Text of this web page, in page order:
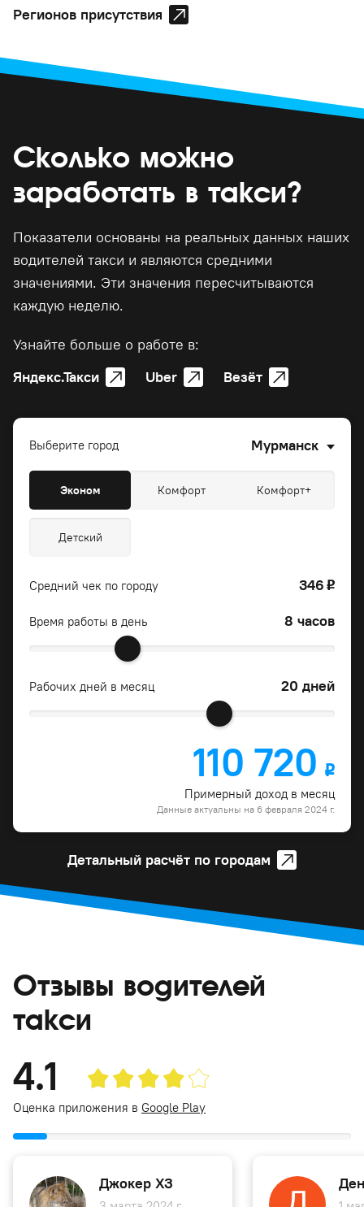
Регионов присутствия
Сколько можно
заработать в такси?
Показатели основаны на реальных данных наших
водителей такси и являются средними
значениями. Эти значения пересчитываются
каждую неделю.
Узнайте больше о работе в:
Яндекс.Такси
Uber Везёт
Выберите город Мурманск
Эконом Комфорт Комфорт+
Детский
Средний чек по городу 346 o
Время работы в день 8 часов
Рабочих дней в месяц 20 дней
Примерный доход в месяц
110 720 o
Данные актуальны на 6 февраля 2024 г.
Детальный расчёт по городам
Отзывы водителей
такси
4.1
Оценка приложения в Google Play
Джокер ХЗ